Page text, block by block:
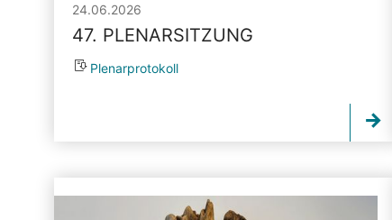
24.06.2026
47. PLENARSITZUNG
Plenarprotokoll